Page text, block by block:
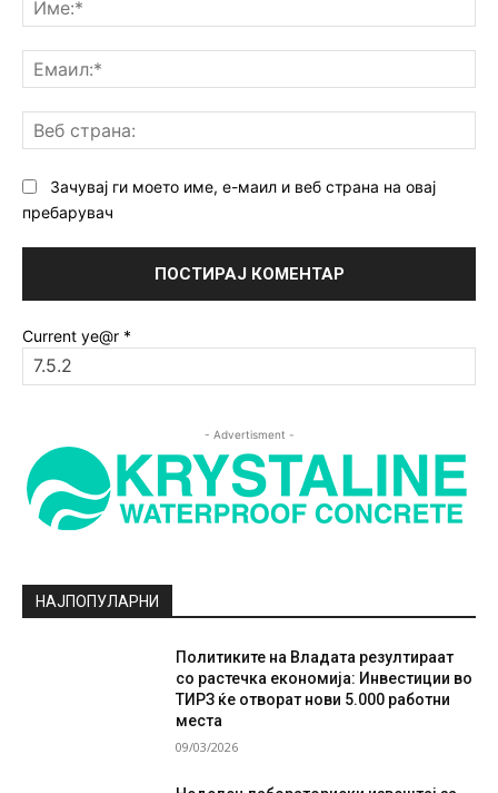
Зачувај ги моето име, е-маил и веб страна на овај
пребарувач
Current ye@r *
- Advertisment -
НАЈПОПУЛАРНИ
Политиките на Владата резултираат
со растечка економија: Инвестиции во
ТИРЗ ќе отворат нови 5.000 работни
места
09/03/2026